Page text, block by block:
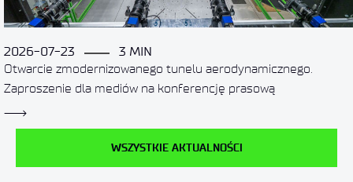
2026-07-23
3 MIN
Otwarcie zmodernizowanego tunelu aerodynamicznego.
Zaproszenie dla mediów na konferencję prasową
WSZYSTKIE AKTUALNOŚCI